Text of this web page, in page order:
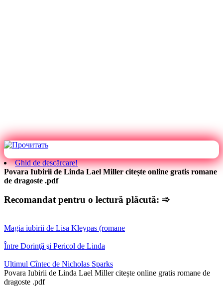
Ghid de descărcare!
Povara Iubirii de Linda Lael Miller citește online gratis romane
de dragoste .pdf
Recomandat pentru o lectură plăcută: ➾
Magia iubirii de Lisa Kleypas (romane
Între Dorinţă şi Pericol de Linda
Ultimul Cîntec de Nicholas Sparks
Povara Iubirii de Linda Lael Miller citește online gratis romane de
dragoste .pdf